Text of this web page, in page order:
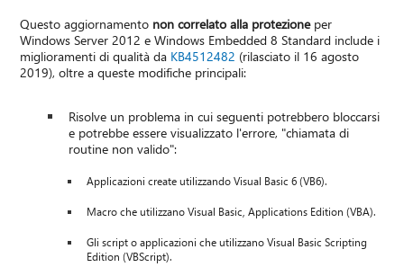
Questo aggiornamento non correlato alla protezione per
Windows Server 2012 e Windows Embedded 8 Standard include i
miglioramenti di qualità da KB4512482 (rilasciato il 16 agosto
2019), oltre a queste modifiche principali:
Risolve un problema in cui seguenti potrebbero bloccarsi
e potrebbe essere visualizzato l'errore, "chiamata di
routine non valido":
Applicazioni create utilizzando Visual Basic 6 (VB6).
Macro che utilizzano Visual Basic, Applications Edition (VBA).
Gli script o applicazioni che utilizzano Visual Basic Scripting
Edition (VBScript).